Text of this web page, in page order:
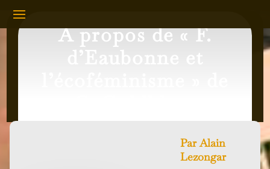
À propos de « F.
ParAlain
Lezongar